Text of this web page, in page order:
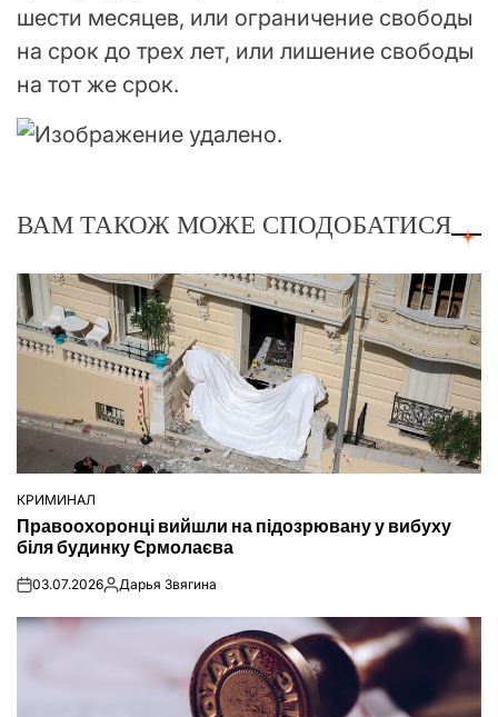
шести месяцев, или ограничение свободы
на срок до трех лет, или лишение свободы
на тот же срок.
ВАМ ТАКОЖ МОЖЕ СПОДОБАТИСЯ
ОПУБЛІКУВАТИ
КРИМИНАЛ
Правоохоронці вийшли на підозрювану у вибуху
біля будинку Єрмолаєва
on03.07.2026Опубліковано
Дарья Звягина